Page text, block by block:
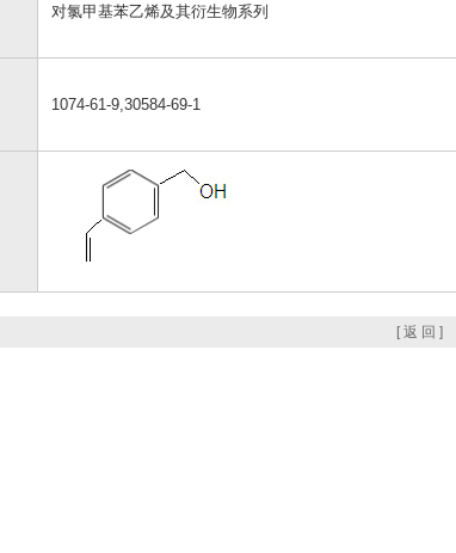
对氯甲基苯乙烯及其衍生物系列
1074-61-9,30584-69-1
[ 返 回 ]